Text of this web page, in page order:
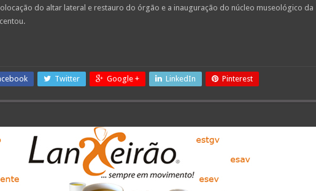
do altar lateral e restauro do órgão e a inauguração do núcleo museológico da
Twitter Google + LinkedIn Pinterest